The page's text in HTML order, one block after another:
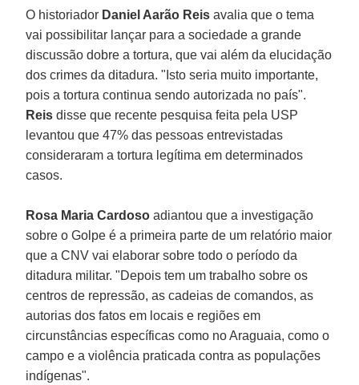
O historiador Daniel Aarão Reis avalia que o tema
vai possibilitar lançar para a sociedade a grande
discussão dobre a tortura, que vai além da elucidação
dos crimes da ditadura. "Isto seria muito importante,
pois a tortura continua sendo autorizada no país".
Reisdisse que recente pesquisa feita pela USP
levantou que 47% das pessoas entrevistadas
consideraram a tortura legítima em determinados
casos.
Rosa Maria Cardoso adiantou que a investigação
sobre o Golpe é a primeira parte de um relatório maior
que a CNV vai elaborar sobre todo o período da
ditadura militar. "Depois tem um trabalho sobre os
centros de repressão, as cadeias de comandos, as
autorias dos fatos em locais e regiões em
circunstâncias específicas como no Araguaia, como o
campo e a violência praticada contra as populações
indígenas".